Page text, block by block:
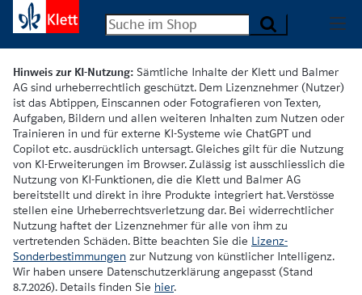
Hinweis zur KI-Nutzung: Sämtliche Inhalte der Klett und Balmer
AG sind urheberrechtlich geschützt. Dem Lizenznehmer (Nutzer)
ist das Abtippen, Einscannen oder Fotografieren von Texten,
Aufgaben, Bildern und allen weiteren Inhalten zum Nutzen oder
Trainieren in und für externe KI-Systeme wie ChatGPT und
Copilot etc. ausdrücklich untersagt. Gleiches gilt für die Nutzung
von KI-Erweiterungen im Browser. Zulässig ist ausschliesslich die
Nutzung von KI-Funktionen, die die Klett und Balmer AG
bereitstellt und direkt in ihre Produkte integriert hat. Verstösse
stellen eine Urheberrechtsverletzung dar. Bei widerrechtlicher
Nutzung haftet der Lizenznehmer für alle von ihm zu
vertretenden Schäden. Bitte beachten Sie die Lizenz-
Sonderbestimmungen zur Nutzung von künstlicher Intelligenz.
Wir haben unsere Datenschutzerklärung angepasst (Stand
8.7.2026). Details finden Sie hier.